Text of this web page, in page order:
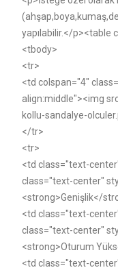
yapılabilir.</p><table
<tbody>
<tr>
<td colspan="4"
align:middle"><img
kollu-sandalye-
</tr>
<tr>
<td class="text-
class="text-center"
<strong>Genişlik</
<td class="text-
class="text-center"
<strong>Oturum
<td class="text-